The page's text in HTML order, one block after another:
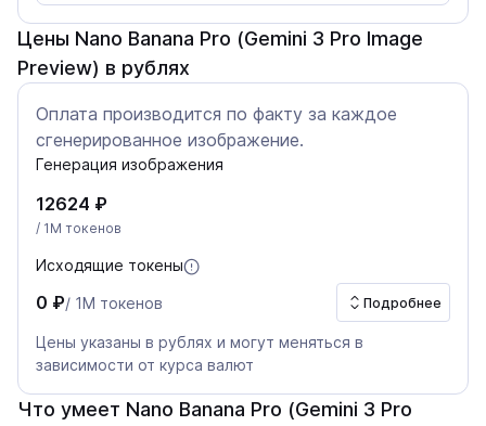
Цены Nano Banana Pro (Gemini 3 Pro Image
Preview) в рублях
Оплата производится по факту за каждое
сгенерированное изображение.
Генерация изображения
12624 ₽
/ 1M токенов
Исходящие токены
0 ₽/ 1M токенов Подробнее
Цены указаны в рублях и могут меняться в
зависимости от курса валют
Что умеет Nano Banana Pro (Gemini 3 Pro